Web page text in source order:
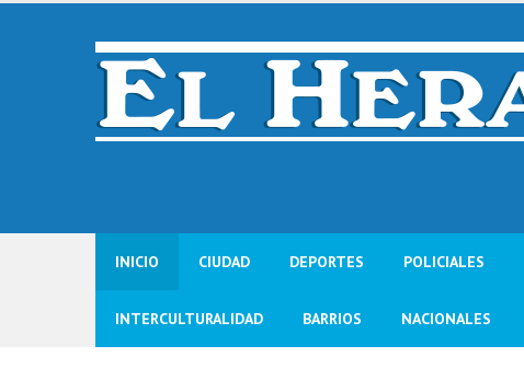
Skip
INICIO CIUDAD DEPORTES POLICIALES
INTERCULTURALIDAD BARRIOS NACIONALES